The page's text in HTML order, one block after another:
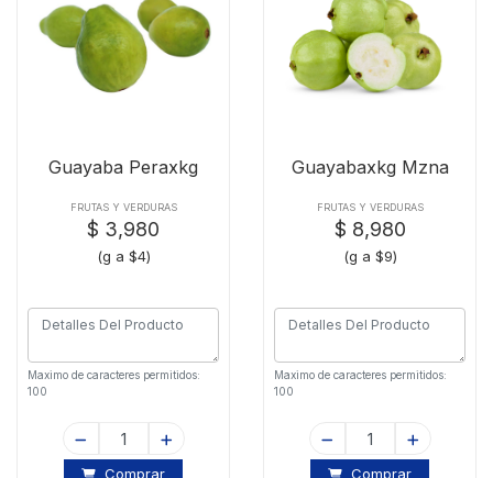
Guayaba Peraxkg
FRUTAS Y VERDURAS
$ 3,980
(g a $4)
Maximo de caracteres permitidos:
100
Comprar
Guayabaxkg Mzna
FRUTAS Y VERDURAS
$ 8,980
(g a $9)
Maximo de caracteres permitidos:
100
Comprar